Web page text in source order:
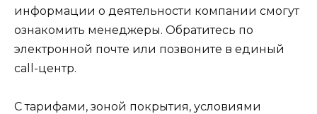
информации о деятельности компании смогут
ознакомить менеджеры. Обратитесь по
электронной почте или позвоните в единый
call-центр.
С тарифами, зоной покрытия, условиями